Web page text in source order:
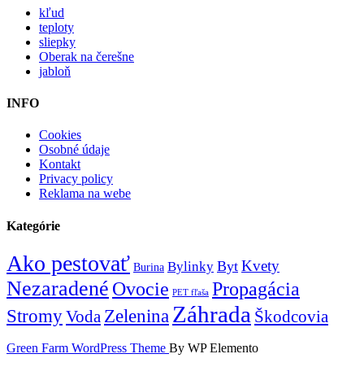
kľud
teploty
sliepky
Oberak na čerešne
jabloň
INFO
Cookies
Osobné údaje
Kontakt
Privacy policy
Reklama na webe
Kategórie
Ako pestovať Burina Bylinky Byt Kvety
Nezaradené Ovocie PET fľaša Propagácia
StromyVoda Zelenina Záhrada Škodcovia
Green Farm WordPress Theme By WP Elemento